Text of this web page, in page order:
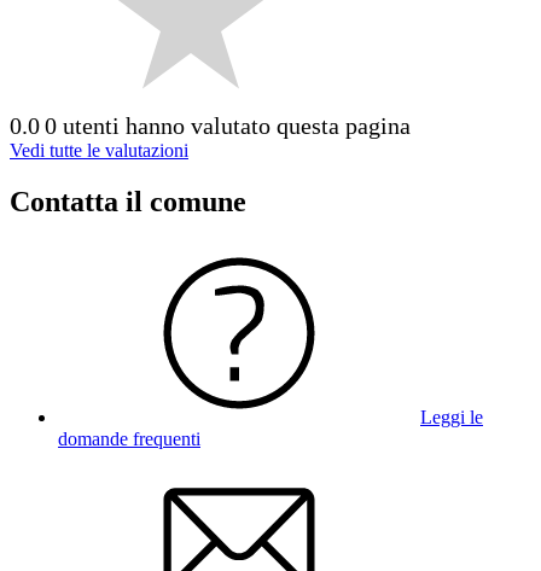
0.00 utenti hanno valutato questa pagina
Vedi tutte le valutazioni
Contatta il comune
Leggi le
domande frequenti